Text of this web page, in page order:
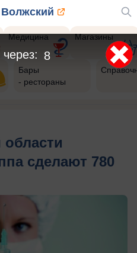
Волжский
Медицина Магазины
Бары
- рестораны
области
сделают 780
5